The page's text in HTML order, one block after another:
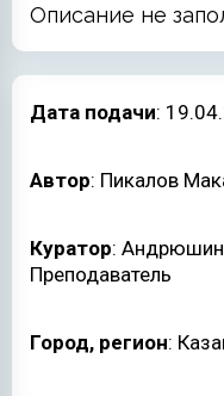
Описание не
Дата подачи:
Автор: Пикалов
Куратор:
Преподаватель
Город, регион: